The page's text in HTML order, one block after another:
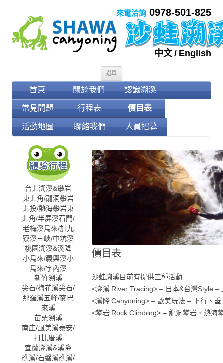
來電洽詢 0978-501-825
中文 / English
選單
首頁 關於我們 認識溯溪
常見問題 行程表 價目表
活動地圖 聯絡我們 人員招募
台北溯溪&攀岩
東北角/龍洞攀岩
北投/熱海攀岩東
北角/半屏溪石門/
老梅溪 烏來/加九
寮溪三峽/中坑溪
桃園溯溪&溪降
小烏來/義興溪小
烏來/宇內溪
新竹溯溪
尖石/梅花溪尖石/
那羅溪五峰/麥巴
來溪
苗栗溯溪
南庄/風美溪泰安/
打比厝溪
宜蘭溯溪&溪降
礁溪/石磐溪礁溪/
價目表
Wednesday
沙蛙溯溪目前有提供三種活動
<溯溪 River Tracing> – 日本&台灣Style –
<溪降 Canyoning> – 歐美玩法 – 下行、
<攀岩 Rock Climbing> – 龍洞攀岩、熱海